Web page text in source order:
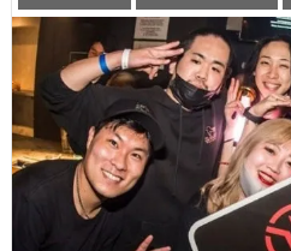
髪型・髪色自由 服装自由 ピアスOK